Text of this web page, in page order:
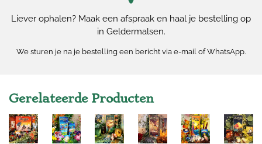
Liever ophalen? Maak een afspraak en haal je bestelling op
in Geldermalsen.
We sturen je na je bestelling een bericht via e-mail of WhatsApp.
Gerelateerde Producten